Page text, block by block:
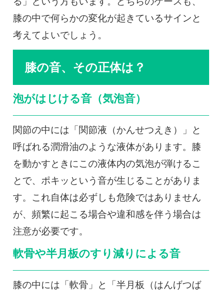
膝の中で何らかの変化が起きているサインと
考えてよいでしょう。
膝の音、その正体は？
泡がはじける音（気泡音）
関節の中には「関節液（かんせつえき）」と
呼ばれる潤滑油のような液体があります。膝
を動かすときにこの液体内の気泡が弾けるこ
とで、ポキッという音が生じることがありま
す。これ自体は必ずしも危険ではありません
が、頻繁に起こる場合や違和感を伴う場合は
注意が必要です。
軟骨や半月板のすり減りによる音
膝の中には「軟骨」と「半月板（はんげつば